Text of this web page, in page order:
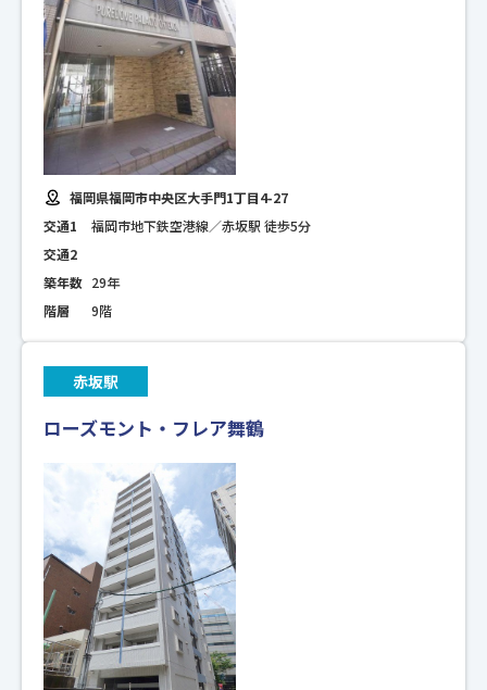
福岡県福岡市中央区大手門1丁目4-27
交通1
福岡市地下鉄空港線／赤坂駅 徒歩5分
交通2
築年数 29年
階層
9階
赤坂駅
ローズモント・フレア舞鶴